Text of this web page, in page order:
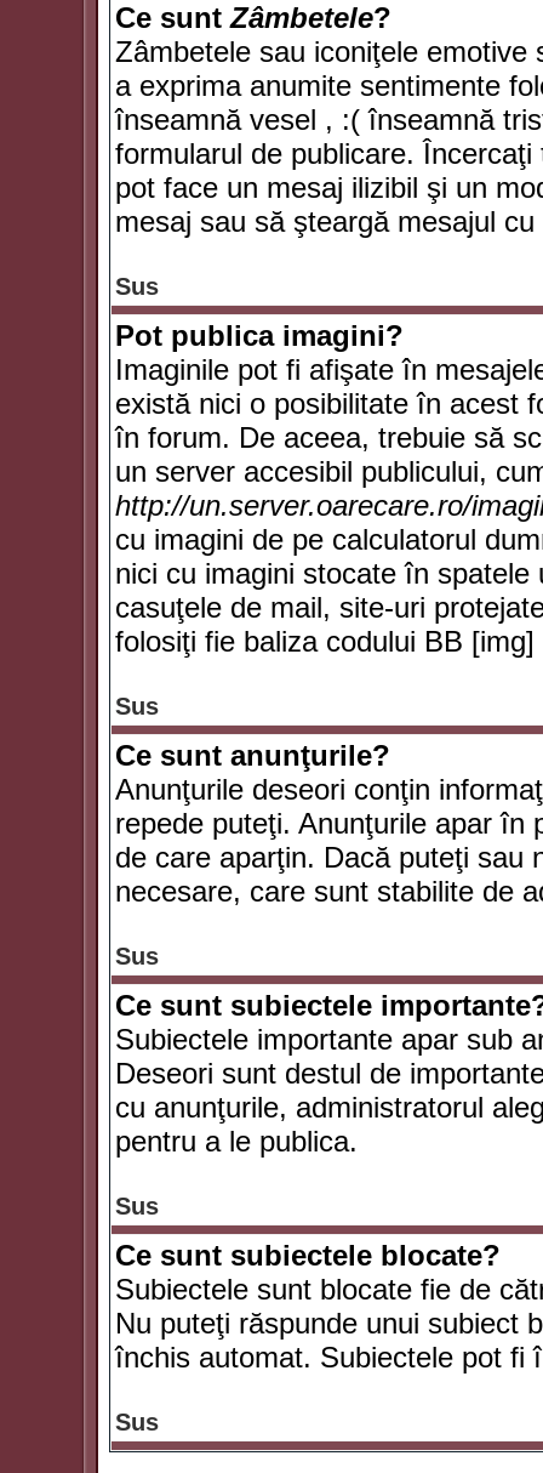
Ce suntZâmbetele?
Zâmbetele sau iconiţele
a exprima anumite sentimente
înseamnă vesel , :( înseamnă
formularul de publicare.
pot face un mesaj ilizibil şi un
mesaj sau să şteargă mesajul cu
Sus
Pot publica imagini?
Imaginile pot fi afişate în
există nici o posibilitate în acest
în forum. De aceea, trebuie să
un server accesibil publicului,
http://un.server.oarecare.ro/
cu imagini de pe calculatorul
nici cu imagini stocate în
casuţele de mail, site-uri
folosiţi fie baliza codului BB
Sus
Ce sunt anunţurile?
Anunţurile deseori conţin
repede puteţi. Anunţurile apar în
de care aparţin. Dacă puteţi sau
necesare, care sunt stabilite de
Sus
Ce sunt subiectele
Subiectele importante apar sub
Deseori sunt destul de
cu anunţurile, administratorul
pentru a le publica.
Sus
Ce sunt subiectele blocate?
Subiectele sunt blocate fie de
Nu puteţi răspunde unui subiect
închis automat. Subiectele pot fi
Sus